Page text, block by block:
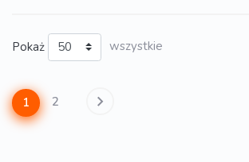
Pokaż wszystkie
1 2